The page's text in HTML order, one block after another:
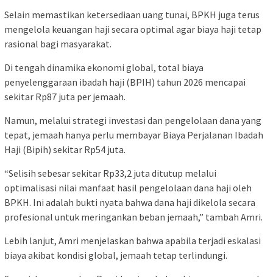
Selain memastikan ketersediaan uang tunai, BPKH juga terus
mengelola keuangan haji secara optimal agar biaya haji tetap
rasional bagi masyarakat.
Di tengah dinamika ekonomi global, total biaya
penyelenggaraan ibadah haji (BPIH) tahun 2026 mencapai
sekitar Rp87 juta per jemaah.
Namun, melalui strategi investasi dan pengelolaan dana yang
tepat, jemaah hanya perlu membayar Biaya Perjalanan Ibadah
Haji (Bipih) sekitar Rp54 juta.
“Selisih sebesar sekitar Rp33,2 juta ditutup melalui
optimalisasi nilai manfaat hasil pengelolaan dana haji oleh
BPKH. Ini adalah bukti nyata bahwa dana haji dikelola secara
profesional untuk meringankan beban jemaah,” tambah Amri.
Lebih lanjut, Amri menjelaskan bahwa apabila terjadi eskalasi
biaya akibat kondisi global, jemaah tetap terlindungi.